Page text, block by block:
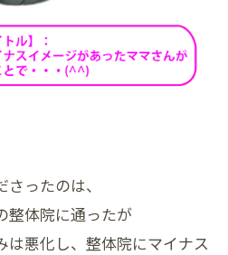
ったのは、
整体院に通ったが
は悪化し、整体院にマイナス